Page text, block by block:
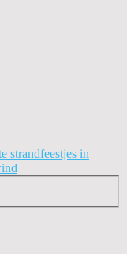
strandfeestjes in